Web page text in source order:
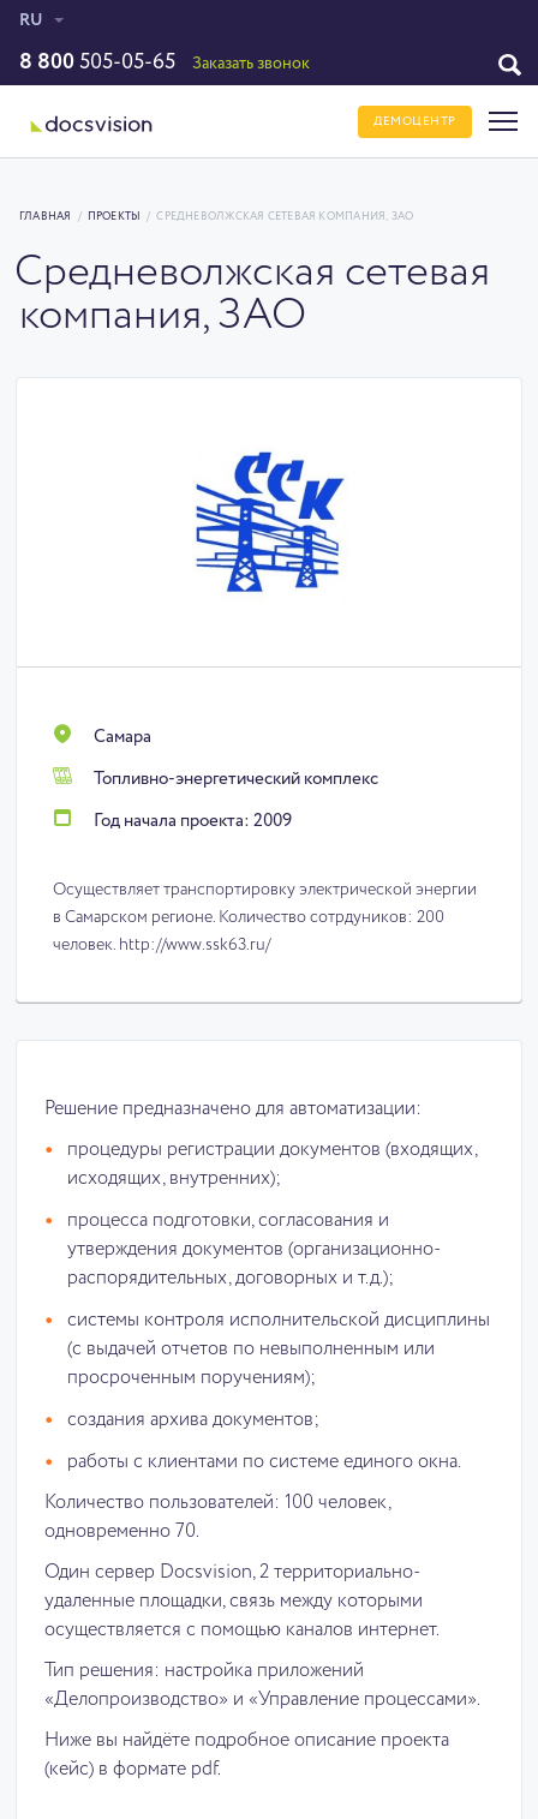
RU
8 800 505-05-65 Заказать звонок
ДЕМОЦЕНТР
ГЛАВНАЯ / ПРОЕКТЫ / СРЕДНЕВОЛЖСКАЯ СЕТЕВАЯ КОМПАНИЯ, ЗАО
Средневолжская сетевая
компания, ЗАО
Самара
Топливно-энергетический комплекс
Год начала проекта: 2009
Осуществляет транспортировку электрической энергии
в Самарском регионе. Количество сотрдуников: 200
человек. http://www.ssk63.ru/
Решение предназначено для автоматизации:
процедуры регистрации документов (входящих,
исходящих, внутренних);
процесса подготовки, согласования и
утверждения документов (организационно-
распорядительных, договорных и т.д.);
системы контроля исполнительской дисциплины
(с выдачей отчетов по невыполненным или
просроченным поручениям);
создания архива документов;
работы с клиентами по системе единого окна.
Количество пользователей: 100 человек,
одновременно 70.
Один сервер Docsvision, 2 территориально-
удаленные площадки, связь между которыми
осуществляется с помощью каналов интернет.
Тип решения: настройка приложений
«Делопроизводство» и «Управление процессами».
Ниже вы найдёте подробное описание проекта
(кейс) в формате pdf.